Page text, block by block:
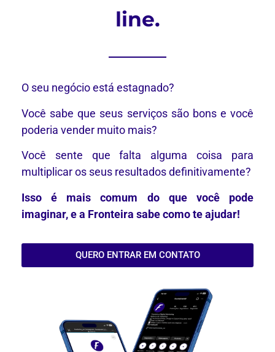
line.
O seu negócio está estagnado?
Você sabe que seus serviços são bons e você
poderia vender muito mais?
Você sente que falta alguma coisa para
multiplicar os seus resultados definitivamente?
Isso é mais comum do que você pode
imaginar, e a Fronteira sabe como te ajudar!
QUERO ENTRAR EM CONTATO